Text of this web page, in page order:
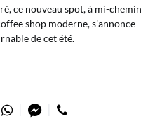
ce nouveau spot, à mi-chemin
shop moderne, s’annonce
de cet été.